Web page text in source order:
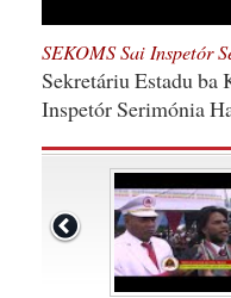
SEKOMS Sai Inspetór
Sekretáriu Estadu ba
Inspetór Serimónia